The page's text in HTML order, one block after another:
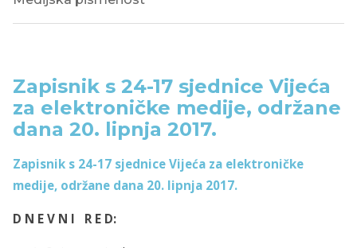
Zapisnik s 24-17 sjednice Vijeća
za elektroničke medije, održane
dana 20. lipnja 2017.
Zapisnik s 24-17 sjednice Vijeća za elektroničke
medije, održane dana 20. lipnja 2017.
D N E V N I R E D: